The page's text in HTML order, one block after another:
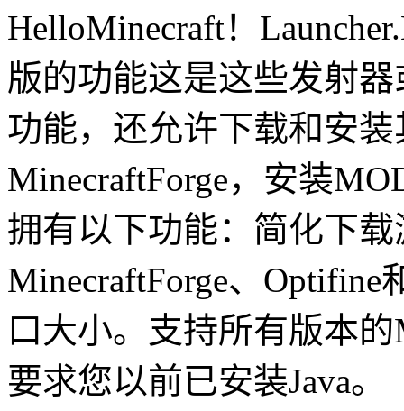
HelloMinecraft！
版的功能这是这些发射
功能，还允许下载和安
MinecraftForge，安装
拥有以下功能：简化下
MinecraftForge、Optifine
口大小。支持所有版本
要求您以前已安装Java。